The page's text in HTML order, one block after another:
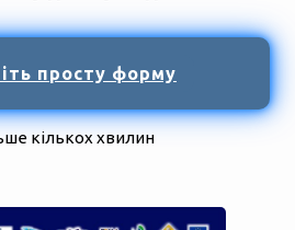
просту форму
кількох хвилин